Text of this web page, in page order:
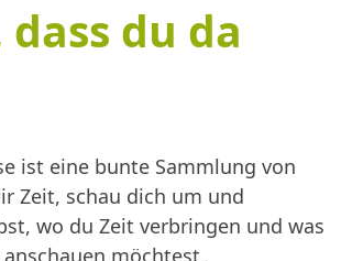
dass du da
ist eine bunte Sammlung von
Zeit, schau dich um und
wo du Zeit verbringen und was
möchtest.